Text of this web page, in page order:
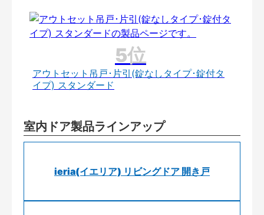
アウトセット吊戸･片引(錠なしタイプ･錠付タ
イプ) スタンダード
室内ドア製品ラインアップ
ieria(イエリア) リビングドア 開き戸